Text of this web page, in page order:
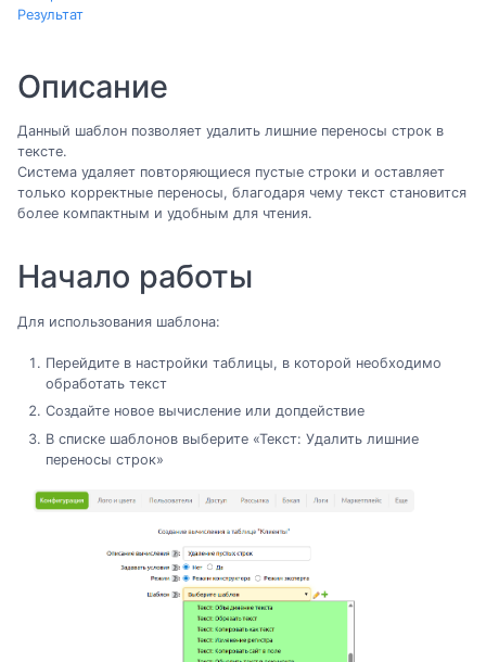
Результат
Описание
Данный шаблон позволяет удалить лишние переносы строк в
тексте.
Система удаляет повторяющиеся пустые строки и оставляет
только корректные переносы, благодаря чему текст становится
более компактным и удобным для чтения.
Начало работы
Для использования шаблона:
Перейдите в настройки таблицы, в которой необходимо
обработать текст
Создайте новое вычисление или допдействие
В списке шаблонов выберите «Текст: Удалить лишние
переносы строк»